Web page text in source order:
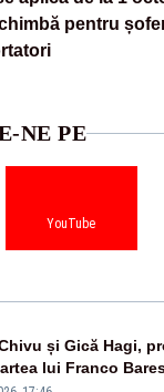
pentru
NE PE
YouTube
și Gică Hagi,
lui Franco